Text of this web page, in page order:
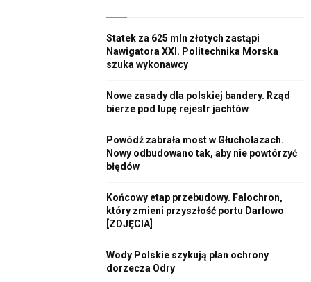
o
r
:
Statek za 625 mln złotych zastąpi
Nawigatora XXI. Politechnika Morska
szuka wykonawcy
Nowe zasady dla polskiej bandery. Rząd
bierze pod lupę rejestr jachtów
Powódź zabrała most w Głuchołazach.
Nowy odbudowano tak, aby nie powtórzyć
błędów
Końcowy etap przebudowy. Falochron,
który zmieni przyszłość portu Darłowo
[ZDJĘCIA]
Wody Polskie szykują plan ochrony
dorzecza Odry